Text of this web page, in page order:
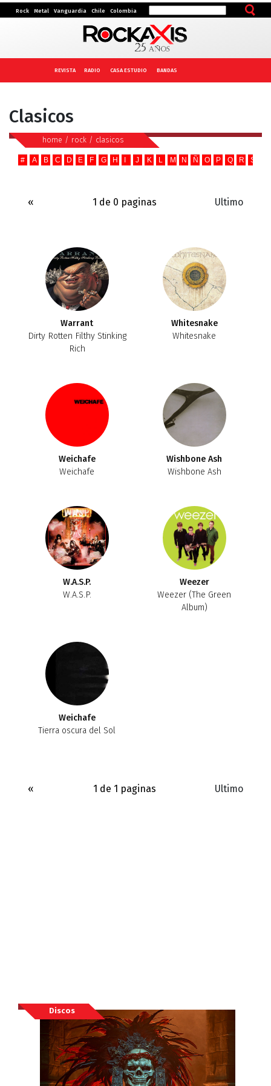
Rock Metal Vanguardia Chile Colombia
REVISTA RADIO CASA ESTUDIO BANDAS
Clasicos
home / rock/ clasicos
# A B C D E F G H J K L M N Ñ O P Q R S
« 1 de 0 paginas Ultimo
Warrant
Dirty Rotten Filthy Stinking
Rich
Whitesnake
Whitesnake
Weichafe
Weichafe
Wishbone Ash
Wishbone Ash
W.A.S.P.
W.A.S.P.
Weezer
Weezer (The Green
Album)
Weichafe
Tierra oscura del Sol
« 1 de 1 paginas Ultimo
Discos